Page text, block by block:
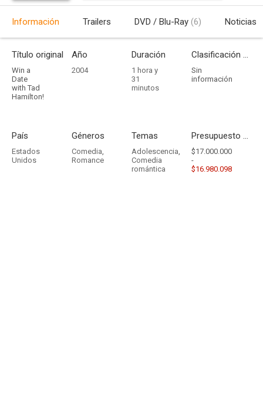
Información Trailers DVD / Blu-Ray (6) Noticias
Título original
Win a
Date
with Tad
Hamilton!
Año
2004
Duración
1 hora y
31
minutos
Clasificación por edades
Sin
información
País
Estados
Unidos
Géneros
Comedia,
Romance
Temas
Adolescencia,
Comedia
romántica
Presupuesto - Ingresos
$17.000.000
-
$16.980.098